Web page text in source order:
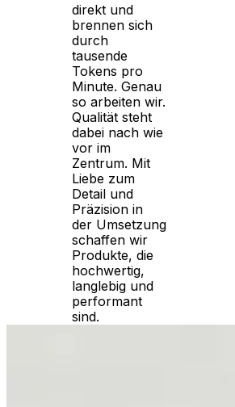
direkt und
brennen sich
durch
tausende
Tokens pro
Minute. Genau
so arbeiten wir.
Qualität steht
dabei nach wie
vor im
Zentrum. Mit
Liebe zum
Detail und
Präzision in
der Umsetzung
schaffen wir
Produkte, die
hochwertig,
langlebig und
performant
sind.